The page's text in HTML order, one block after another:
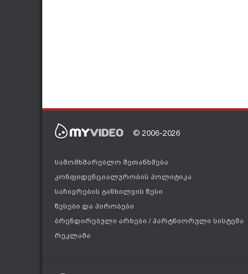
© 2006-2026
სამომხმარებლო შეთანხმება
კონფიდენციალურობის პოლიტიკა
საჩივრების განხილვის წესი
წესები და პირობები
ბრენდირებული არხები / პარტნიორული სისტემა
რეკლამა